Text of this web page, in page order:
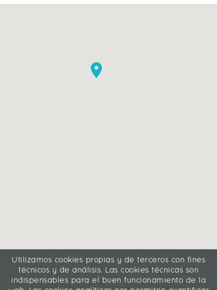
Utilizamos cookies propias y de terceros con fines
técnicos y de análisis. Las cookies técnicas son
indispensables para el buen funcionamiento de la